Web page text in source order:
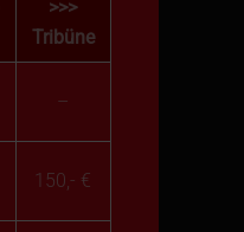
>>>
Tribüne
–
150,- €